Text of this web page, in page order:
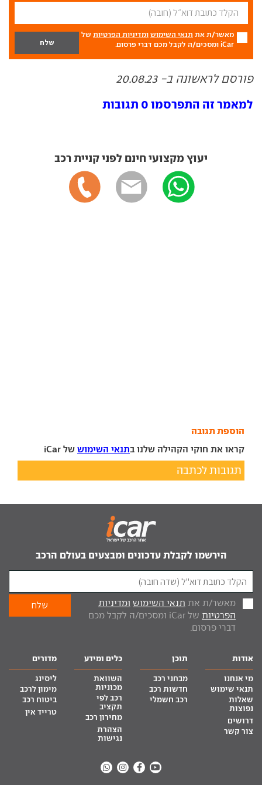
מאשר/ת את תנאי השימוש ומדיניות הפרטיות של
iCar ומסכים/ה לקבל מכם דברי פרסום.
פורסם לראשונה ב- 20.08.23
למאמר זה התפרסמו 0 תגובות
יעוץ מקצועי חינם לפני קניית רכב
הוספת תגובה
קראו את חוקי הקהילה שלנו בתנאי השימוש של iCar
תגובות לכתבה
הירשמו לקבלת עדכונים ומבצעים בעולם הרכב
מאשר/ת את תנאי השימוש ומדיניות
הפרטיות
של iCar ומסכים/ה לקבל מכם
דברי פרסום.
אודות
מי אנחנו
תנאי שימוש
שאלות
נפוצות
דרושים
צור קשר
תוכן
מבחני רכב
חדשות רכב
רכב חשמלי
כלים ומידע
השוואת
מכוניות
רכב לפי
תקציב
מחירון רכב
הצהרת
נגישות
מדורים
ליסינג
מימון לרכב
ביטוח רכב
טרייד אין